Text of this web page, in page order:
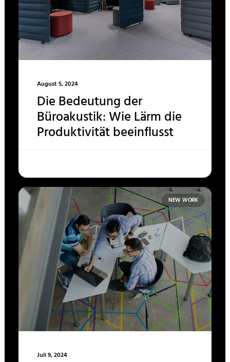
August 5, 2024
Die Bedeutung der
Büroakustik: Wie Lärm die
Produktivität beeinflusst
NEW WORK
Juli 9, 2024